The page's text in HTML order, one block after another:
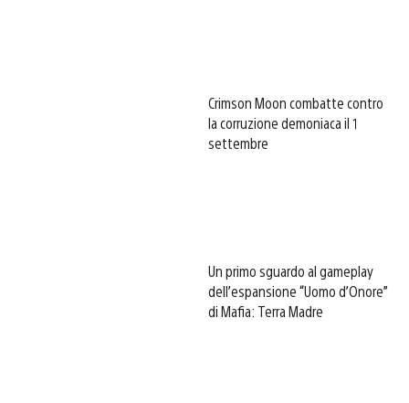
Crimson Moon combatte contro
la corruzione demoniaca il 1
settembre
Un primo sguardo al gameplay
dell’espansione “Uomo d’Onore”
di Mafia: Terra Madre